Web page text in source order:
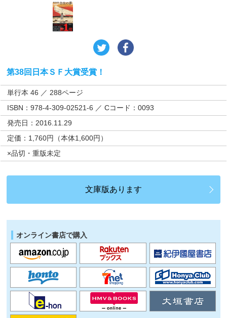
第38回日本ＳＦ大賞受賞！
単行本 46 ／ 288ページ
ISBN：978-4-309-02521-6 ／ Cコード：0093
発売日：2016.11.29
定価：1,760円（本体1,600円）
×品切・重版未定
文庫版あります
オンライン書店で購入